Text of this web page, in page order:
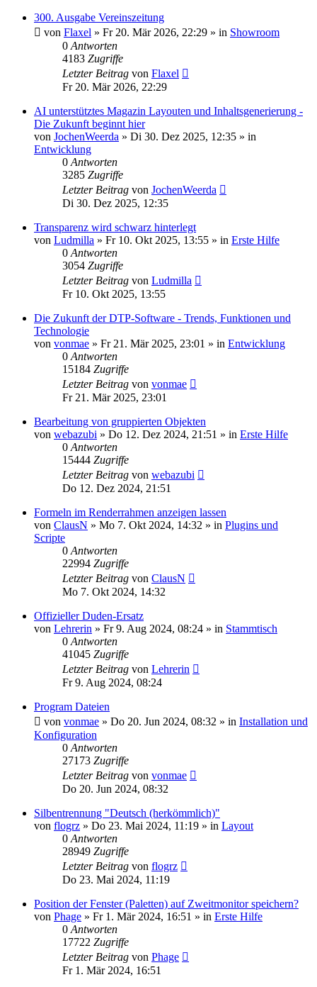
300. Ausgabe Vereinszeitung
von Flaxel » Fr 20. Mär 2026, 22:29 » in Showroom
0 Antworten
4183 Zugriffe
Letzter Beitrag von Flaxel
Fr 20. Mär 2026, 22:29
AI unterstütztes Magazin Layouten und Inhaltsgenerierung -
Die Zukunft beginnt hier
von JochenWeerda » Di 30. Dez 2025, 12:35 » in
Entwicklung
0 Antworten
3285 Zugriffe
Letzter Beitrag von JochenWeerda
Di 30. Dez 2025, 12:35
Transparenz wird schwarz hinterlegt
von Ludmilla » Fr 10. Okt 2025, 13:55 » in Erste Hilfe
0 Antworten
3054 Zugriffe
Letzter Beitrag von Ludmilla
Fr 10. Okt 2025, 13:55
Die Zukunft der DTP-Software - Trends, Funktionen und
Technologie
von vonmae » Fr 21. Mär 2025, 23:01 » in Entwicklung
0 Antworten
15184 Zugriffe
Letzter Beitrag von vonmae
Fr 21. Mär 2025, 23:01
Bearbeitung von gruppierten Objekten
von webazubi » Do 12. Dez 2024, 21:51 » in Erste Hilfe
0 Antworten
15444 Zugriffe
Letzter Beitrag von webazubi
Do 12. Dez 2024, 21:51
Formeln im Renderrahmen anzeigen lassen
von ClausN » Mo 7. Okt 2024, 14:32 » in Plugins und
Scripte
0 Antworten
22994 Zugriffe
Letzter Beitrag von ClausN
Mo 7. Okt 2024, 14:32
Offizieller Duden-Ersatz
von Lehrerin » Fr 9. Aug 2024, 08:24 » in Stammtisch
0 Antworten
41045 Zugriffe
Letzter Beitrag von Lehrerin
Fr 9. Aug 2024, 08:24
Program Dateien
von vonmae » Do 20. Jun 2024, 08:32 » in Installation und
Konfiguration
0 Antworten
27173 Zugriffe
Letzter Beitrag von vonmae
Do 20. Jun 2024, 08:32
Silbentrennung "Deutsch (herkömmlich)"
von flogrz » Do 23. Mai 2024, 11:19 » in Layout
0 Antworten
28949 Zugriffe
Letzter Beitrag von flogrz
Do 23. Mai 2024, 11:19
Position der Fenster (Paletten) auf Zweitmonitor speichern?
von Phage » Fr 1. Mär 2024, 16:51 » in Erste Hilfe
0 Antworten
17722 Zugriffe
Letzter Beitrag von Phage
Fr 1. Mär 2024, 16:51